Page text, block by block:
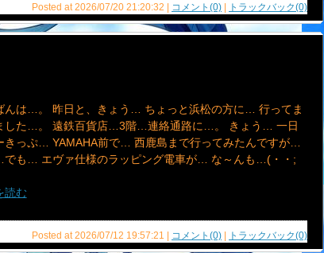
Posted at 2026/07/20 21:20:32 | コメント(0) | トラックバック(0)
んは…。 昨日と、きょう… ちょっと浜松の方に… 行ってま
した…。 遠鉄百貨店…3階…連絡通路に…。 きょう… 一日
きっぷ… YAMAHA前で… 西鹿島まで行ってみたんですが…
も… エヴァ仕様のラッピング電車が… な～んも…(・・;
読む
Posted at 2026/07/12 19:57:21 | コメント(0) | トラックバック(0)